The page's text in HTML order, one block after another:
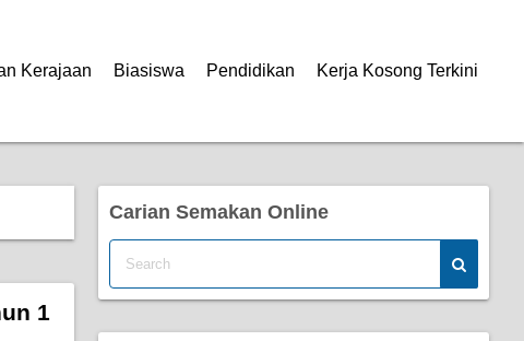
Kerajaan Biasiswa Pendidikan Kerja Kosong Terkini
1
Carian Semakan Online